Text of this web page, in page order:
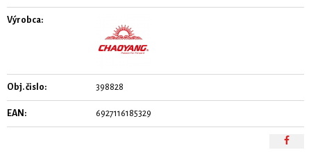
Výrobca:
Obj. čislo: 398828
EAN: 6927116185329